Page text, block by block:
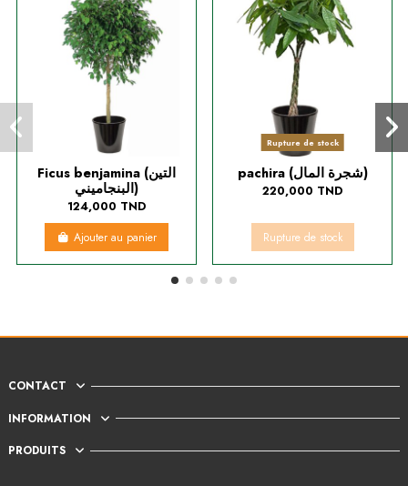
Ficus benjamina (التين
البنجاميني)
124,000 TND
Ajouter au panier
Rupture de stock
pachira (شجرة المال)
220,000 TND
Rupture de stock
CONTACT
INFORMATION
PRODUITS